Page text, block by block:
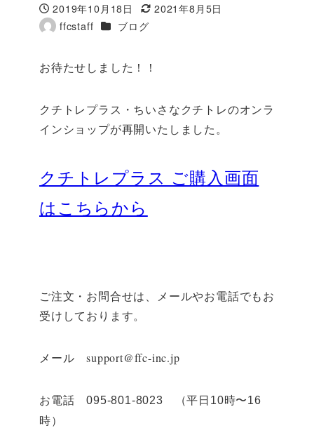
投稿日
2019年10月18日
更新日
2021年8月5日
著
ffcstaff カテゴリー
ブログ
お待たせしました！！
クチトレプラス・ちいさなクチトレのオンラ
インショップが再開いたしました。
クチトレプラス ご購入画面
はこちらから
ご注文・お問合せは、メールやお電話でもお
受けしております。
メール support@ffc-inc.jp
お電話095-801-8023 （平日 10時〜16
時）